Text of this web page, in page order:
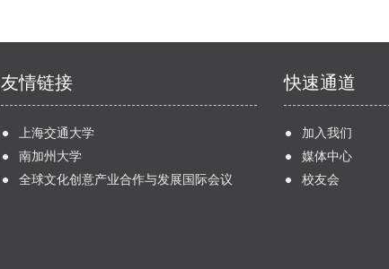
友情链接
上海交通大学
南加州大学
全球文化创意产业合作与发展国际会议
快速通道
加入我们
媒体中心
校友会